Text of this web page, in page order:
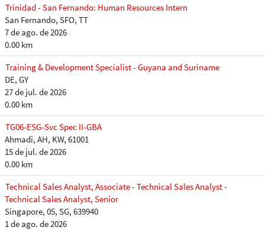
Trinidad - San Fernando: Human Resources Intern
San Fernando, SFO, TT
7 de ago. de 2026
0.00 km
Training & Development Specialist - Guyana and Suriname
DE, GY
27 de jul. de 2026
0.00 km
TG06-ESG-Svc Spec II-GBA
Ahmadi, AH, KW, 61001
15 de jul. de 2026
0.00 km
Technical Sales Analyst, Associate - Technical Sales Analyst -
Technical Sales Analyst, Senior
Singapore, 05, SG, 639940
1 de ago. de 2026